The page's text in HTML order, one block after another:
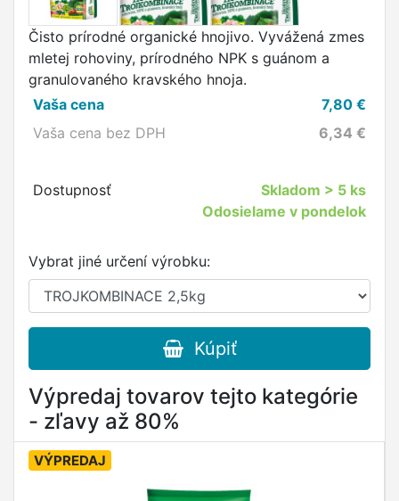
Čisto prírodné organické hnojivo. Vyvážená zmes
mletej rohoviny, prírodného NPK s guánom a
granulovaného kravského hnoja.
Vaša cena
7,80 €
Vaša cena bez DPH
6,34 €
Dostupnosť Skladom > 5 ks
Odosielame v pondelok
Vybrat jiné určení výrobku:
Kúpiť
Výpredaj tovarov tejto kategórie
- zľavy až 80%
VÝPREDAJ